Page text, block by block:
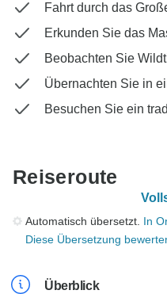
Fahrt durch das
Erkunden Sie das
Beobachten Sie
Übernachten Sie in
Besuchen Sie ein
Reiseroute
Automatisch übersetzt. In
Diese Übersetzung
Überblick